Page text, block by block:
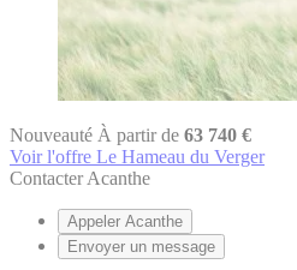
Nouveauté À partir de 63 740 €
Voir l'offre Le Hameau du Verger
Contacter Acanthe
Appeler Acanthe
Envoyer un message